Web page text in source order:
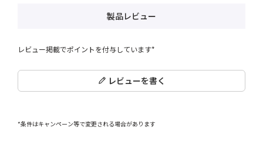
製品レビュー
レビュー掲載でポイントを付与しています*
レビューを書く
*条件はキャンペーン等で変更される場合があります